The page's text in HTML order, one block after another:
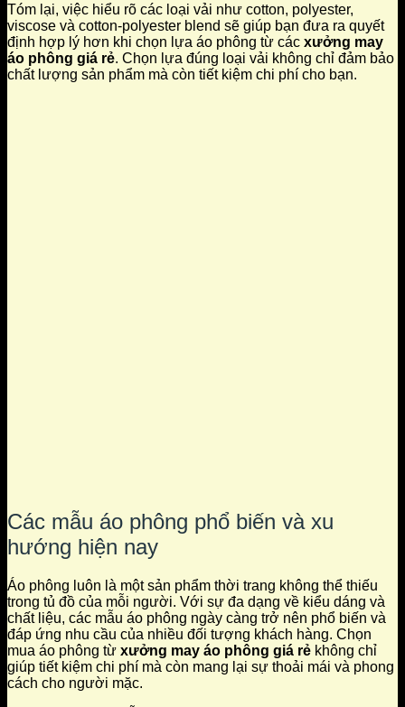
Tóm lại, việc hiểu rõ các loại vải như cotton, polyester,
viscose và cotton-polyester blend sẽ giúp bạn đưa ra quyết
định hợp lý hơn khi chọn lựa áo phông từ các xưởng may
áo phông giá rẻ. Chọn lựa đúng loại vải không chỉ đảm bảo
chất lượng sản phẩm mà còn tiết kiệm chi phí cho bạn.
Các mẫu áo phông phổ biến và xu
hướng hiện nay
Áo phông luôn là một sản phẩm thời trang không thể thiếu
trong tủ đồ của mỗi người. Với sự đa dạng về kiểu dáng và
chất liệu, các mẫu áo phông ngày càng trở nên phổ biến và
đáp ứng nhu cầu của nhiều đối tượng khách hàng. Chọn
mua áo phông từ xưởng may áo phông giá rẻ không chỉ
giúp tiết kiệm chi phí mà còn mang lại sự thoải mái và phong
cách cho người mặc.